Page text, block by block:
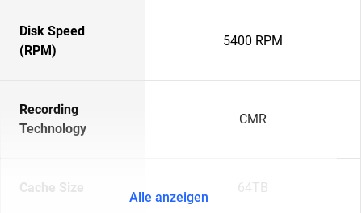
Disk Speed
(RPM)
5400 RPM
Recording
Technology
CMR
Cache Size 64TB
Alle anzeigen